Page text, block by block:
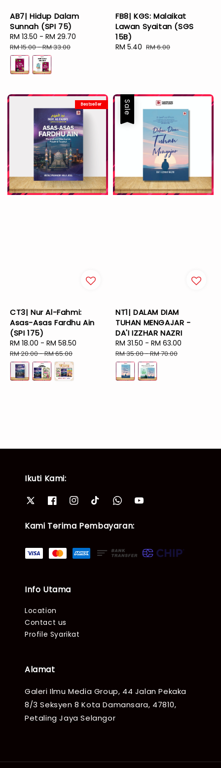
AB7| Hidup Dalam
Sunnah (SPI 75)
Sale
price
RM 13.50 - RM 29.70
RM 15.00-RM 33.00
FB8| KGS: Malaikat
Lawan Syaitan (SGS
15B)
Sale
RM 5.40 Regular
RM 6.00
Bestseller
CT3| Nur Al-Fahmi:
Asas-Asas Fardhu Ain
(SPI 175)
Sale
price
RM 18.00 - RM 58.50
RM 20.00-RM 65.00
Sale
NT1| DALAM DIAM
TUHAN MENGAJAR -
DA'I IZZHAR NAZRI
Sale
price
RM 31.50 - RM 63.00
RM 35.00-RM 70.00
Ikuti Kami:
Kami Terima Pembayaran:
Info Utama
Location
Contact us
Profile Syarikat
Alamat
Galeri Ilmu Media Group, 44 Jalan Pekaka
8/3 Seksyen 8 Kota Damansara, 47810,
Petaling Jaya Selangor